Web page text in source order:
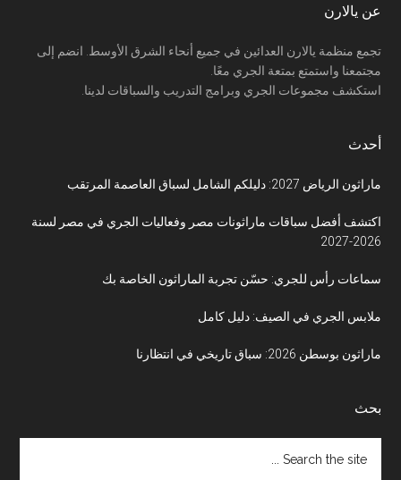
Footer
عن يالارن
تجمع منظمة يالارن العدائين في جميع أنحاء الشرق الأوسط. انضم إلى
مجتمعنا واستمتع بمتعة الجري معًا.
استكشف مجموعات الجري وبرامج التدريب والسباقات لدينا.
أحدث
ماراثون الرياض 2027: دليلكم الشامل لسباق العاصمة المرتقب
اكتشف أفضل سباقات ماراثونات مصر وفعاليات الجري في مصر لسنة
2026-2027
سماعات رأس للجري: حسّن تجربة الماراثون الخاصة بك
ملابس الجري في الصيف: دليل كامل
ماراثون بوسطن 2026: سباق تاريخي في انتظارنا
بحث
the